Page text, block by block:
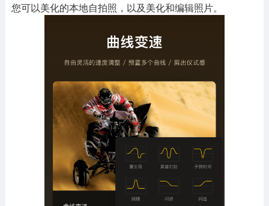
您可以美化的本地自拍照，以及美化和编辑照片。